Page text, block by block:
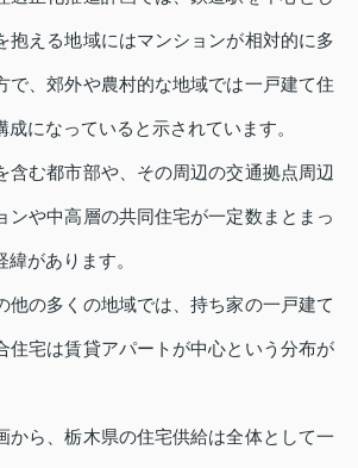
抱える地域にはマンションが相対的に多
で、郊外や農村的な地域では一戸建て住
になっていると示されています。
含む都市部や、その周辺の交通拠点周辺
ンや中高層の共同住宅が一定数まとまっ
があります。
他の多くの地域では、持ち家の一戸建て
住宅は賃貸アパートが中心という分布が
から、栃木県の住宅供給は全体として一